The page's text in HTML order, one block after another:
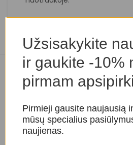
Panašios prekės
Užsisakykite
ir gaukite -10%
pirmam
Pirmieji gausite naujausią
mūsų specialius
naujienas.